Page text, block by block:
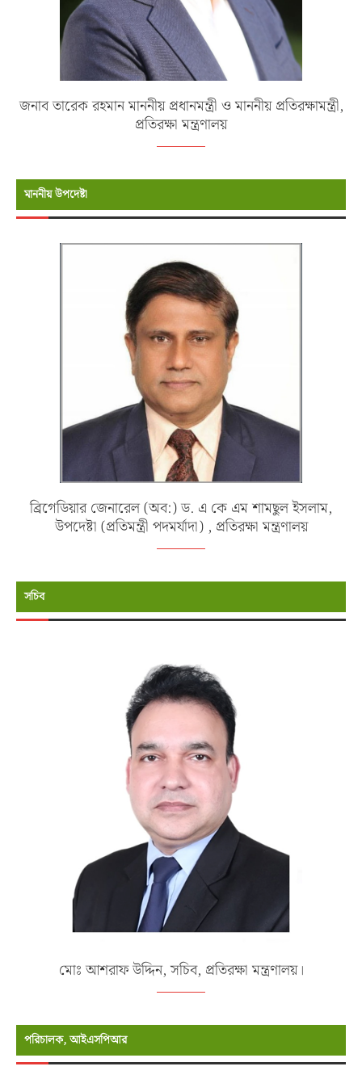
জনাব তারেক রহমান মাননীয় প্রধানমন্ত্রী ও মাননীয় প্রতিরক্ষামন্ত্রী,
প্রতিরক্ষা মন্ত্রণালয়
মাননীয় উপদেষ্টা
ব্রিগেডিয়ার জেনারেল (অব:) ড. এ কে এম শামছুল ইসলাম,
উপদেষ্টা (প্রতিমন্ত্রী পদমর্যাদা) , প্রতিরক্ষা মন্ত্রণালয়
সচিব
মোঃ আশরাফ উদ্দিন, সচিব, প্রতিরক্ষা মন্ত্রণালয়।
পরিচালক, আইএসপিআর